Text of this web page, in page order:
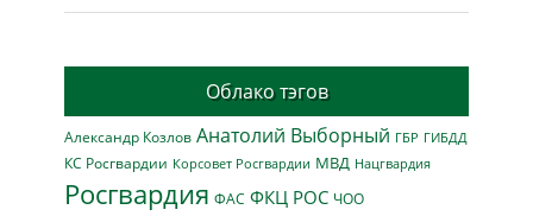
Облако тэгов
Александр Козлов Анатолий Выборный ГБР ГИБДД
КС Росгвардии Корсовет Росгвардии МВД Нацгвардия
Росгвардия ФАС ФКЦ РОС ЧОО